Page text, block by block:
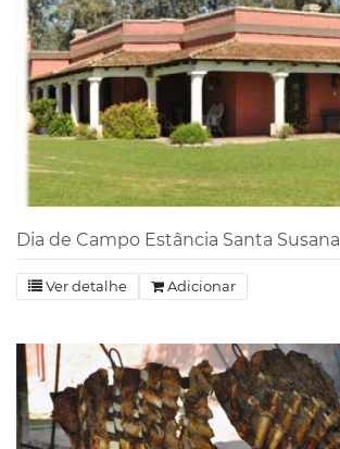
Dia de Campo Estância Santa Susana
Ver detalhe Adicionar